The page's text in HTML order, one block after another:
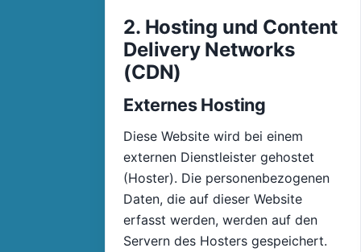
2. Hosting und Content
Delivery Networks
(CDN)
Externes Hosting
Diese Website wird bei einem
externen Dienstleister gehostet
(Hoster). Die personenbezogenen
Daten, die auf dieser Website
erfasst werden, werden auf den
Servern des Hosters gespeichert.